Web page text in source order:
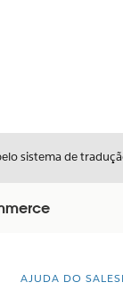
sistema de
índice
Você está aqui:
AJUDA DO